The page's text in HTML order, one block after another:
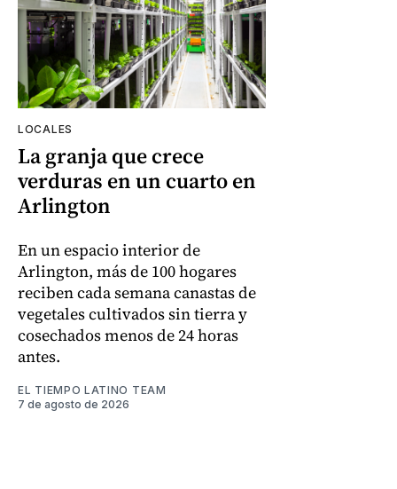
LOCALES
La granja que crece
verduras en un cuarto en
Arlington
En un espacio interior de
Arlington, más de 100 hogares
reciben cada semana canastas de
vegetales cultivados sin tierra y
cosechados menos de 24 horas
antes.
EL TIEMPO LATINO TEAM
7 de agosto de 2026